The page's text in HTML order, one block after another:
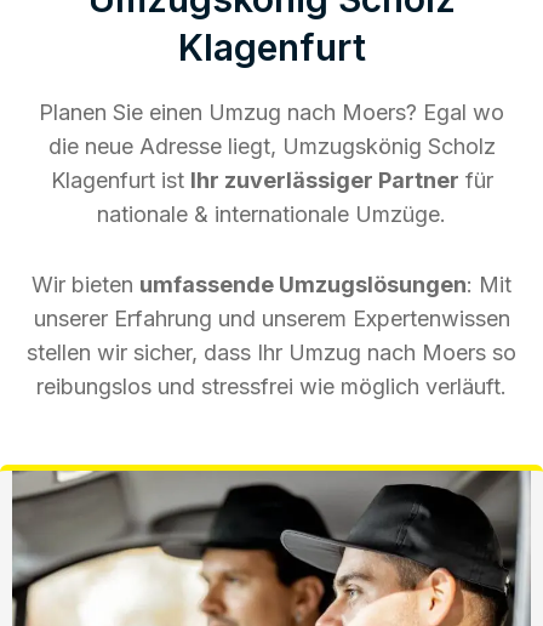
Klagenfurt
Planen Sie einen Umzug nach Moers? Egal wo
die neue Adresse liegt, Umzugskönig Scholz
Klagenfurt ist Ihr zuverlässiger Partner für
nationale & internationale Umzüge.
Wir bieten umfassende Umzugslösungen: Mit
unserer Erfahrung und unserem Expertenwissen
stellen wir sicher, dass Ihr Umzug nach Moers so
reibungslos und stressfrei wie möglich verläuft.